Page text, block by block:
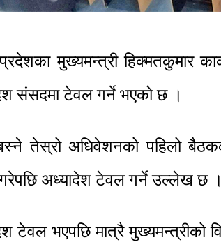
मुख्यमन्त्री हिक्मतकुमार
संसदमा टेवल गर्ने भएको छ ।
तेस्रो अधिवेशनको पहिलो
अध्यादेश टेवल गर्ने उल्लेख छ ।
टेवल भएपछि मात्रै मुख्यमन्त्रीको